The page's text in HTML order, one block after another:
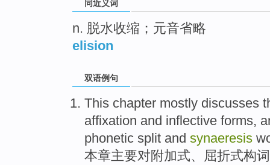
同近义词
n. 脱水收缩；元音省略
elision
双语例句
This chapter mostly discusses
affixation and inflective forms,
phonetic split and synaeresis
本章主要对附加式、屈折式构